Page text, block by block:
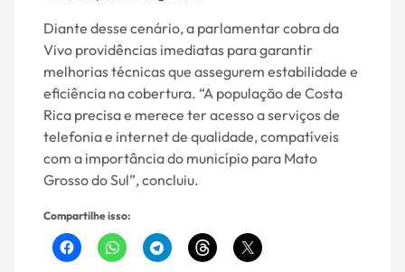
Diante desse cenário, a parlamentar cobra da
Vivo providências imediatas para garantir
melhorias técnicas que assegurem estabilidade e
eficiência na cobertura. “A população de Costa
Rica precisa e merece ter acesso a serviços de
telefonia e internet de qualidade, compatíveis
com a importância do município para Mato
Grosso do Sul”, concluiu.
Compartilhe isso: